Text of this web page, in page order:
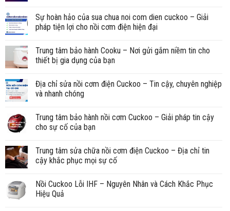
Sự hoàn hảo của sua chua noi com dien cuckoo – Giải
pháp tiện lợi cho nồi cơm điện hiện đại
Trung tâm bảo hành Cooku – Nơi gửi gắm niềm tin cho
thiết bị gia dụng của bạn
Địa chỉ sửa nồi cơm điện Cuckoo – Tin cậy, chuyên nghiệp
và nhanh chóng
Trung tâm bảo hành nồi cơm Cuckoo – Giải pháp tin cậy
cho sự cố của bạn
Trung tâm sửa chữa nồi cơm điện Cuckoo – Địa chỉ tin
cậy khắc phục mọi sự cố
Nồi Cuckoo Lỗi IHF – Nguyên Nhân và Cách Khắc Phục
Hiệu Quả